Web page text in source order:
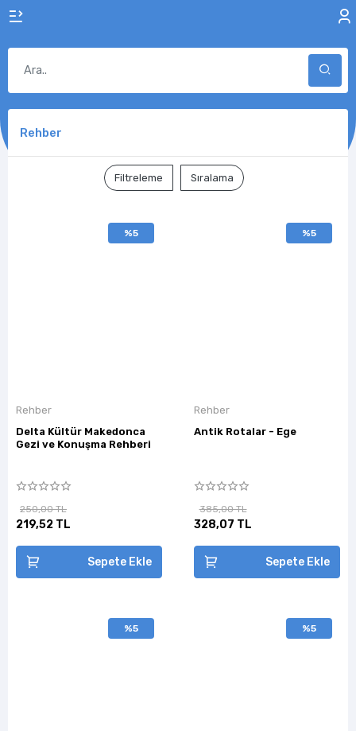
Rehber
Filtreleme Sıralama
%5
Rehber
Delta Kültür Makedonca
Gezi ve Konuşma Rehberi
250,00 TL
219,52 TL
Sepete Ekle
%5
Rehber
Antik Rotalar - Ege
385,00 TL
328,07 TL
Sepete Ekle
%5 %5